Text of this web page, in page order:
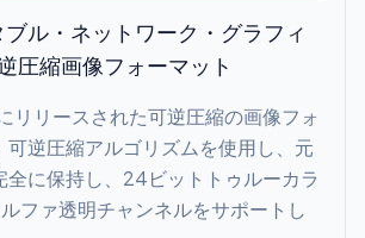
ル・ネットワーク・グラフィ
圧縮画像フォーマット
リリースされた可逆圧縮の画像フォ
可逆圧縮アルゴリズムを使用し、元
全に保持し、24ビットトゥルーカラ
ファ透明チャンネルをサポートし